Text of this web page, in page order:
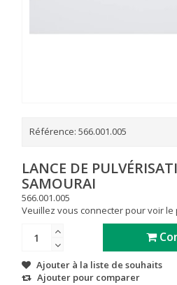
Référence: 566.001.005
LANCE DE
SAMOURAI
566.001.005
Veuillez vous connecter pour voir le
Ajouter à la liste de souhaits
Ajouter pour comparer